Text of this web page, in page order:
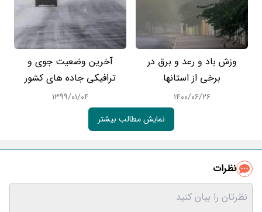
وزش باد و رعد و برق در
برخی از استانها
۱۴۰۰/۰۶/۲۶
آخرین وضعیت جوی و
ترافیکی جاده های کشور
۱۳۹۹/۰۱/۰۴
نمایش مطالب بیشتر
نظرات